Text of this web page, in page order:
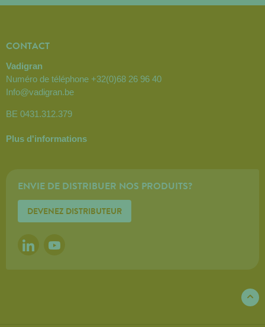
CONTACT
Vadigran
Numéro de téléphone +32(0)68 26 96 40
Info@vadigran.be
BE 0431.312.379
Plus d'informations
ENVIE DE DISTRIBUER NOS PRODUITS?
DEVENEZ DISTRIBUTEUR
LINKEDINYOUTUBE